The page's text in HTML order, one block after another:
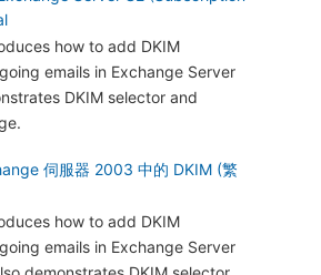
how to add DKIM
emails in Exchange Server
DKIM selector and
伺服器 2003 中的 DKIM (繁
how to add DKIM
emails in Exchange Server